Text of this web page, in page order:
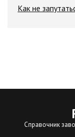
Как не
Справочник